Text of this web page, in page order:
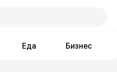
Еда Бизнес